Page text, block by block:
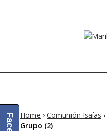
Home › Comunión Isaías ›
Grupo (2)